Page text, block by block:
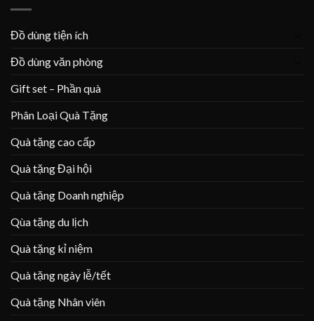
Đồ dùng tiện ích
Đồ dùng văn phòng
Gift set – Phần quà
Phân Loại Quà Tặng
Quà tặng cao cấp
Quà tặng Đại hội
Quà tặng Doanh nghiệp
Qùa tặng du lịch
Quà tặng kỉ niệm
Quà tặng ngày lễ/tết
Quà tặng Nhân viên